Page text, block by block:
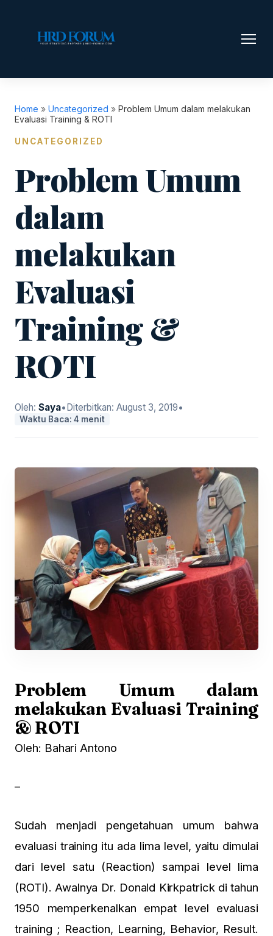
Home » Uncategorized » Problem Umum dalam melakukan
Evaluasi Training & ROTI
UNCATEGORIZED
Problem Umum
dalam
melakukan
Evaluasi
Training &
ROTI
Oleh: Saya•Diterbitkan: August 3, 2019•
Waktu Baca: 4 menit
Problem Umum dalam
melakukan Evaluasi Training
& ROTI
Oleh: Bahari Antono
–
Sudah menjadi pengetahuan umum bahwa
evaluasi training itu ada lima level, yaitu dimulai
dari level satu (Reaction) sampai level lima
(ROTI). Awalnya Dr. Donald Kirkpatrick di tahun
1950 memperkenalkan empat level evaluasi
training ; Reaction, Learning, Behavior, Result.